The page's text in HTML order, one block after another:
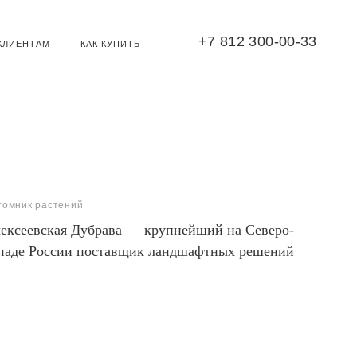
КАК КУПИТЬ +7 812 300-00-33
растений
Дубрава — крупнейший на Северо-
России поставщик ландшафтных решений